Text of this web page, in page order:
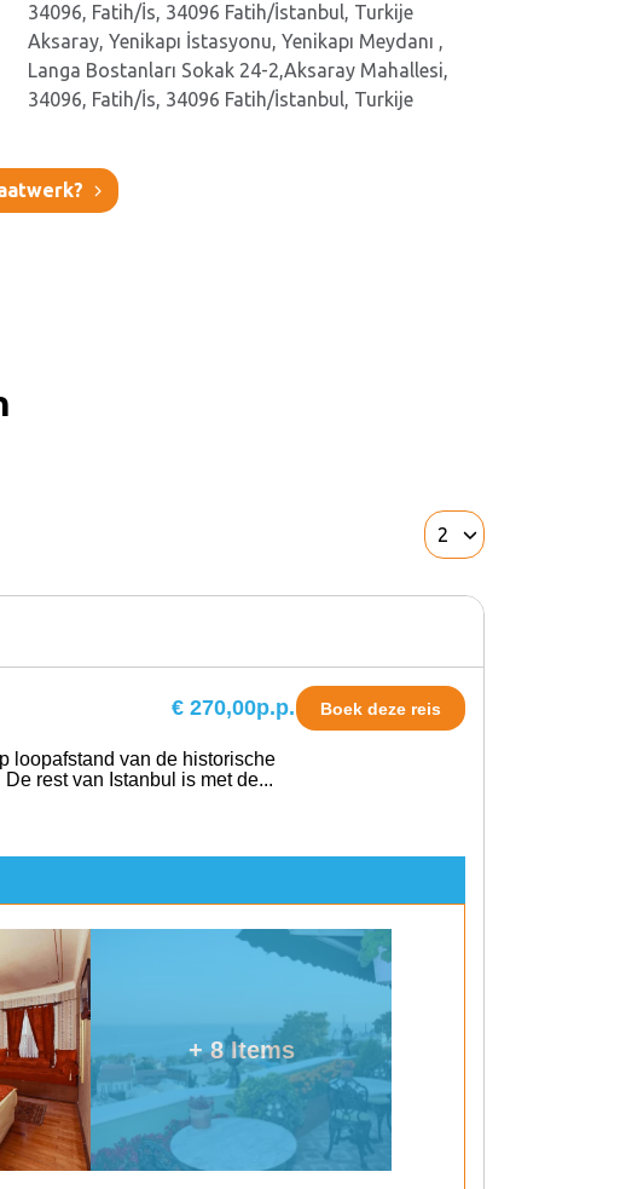
34096, Fatih/İs, 34096 Fatih/İstanbul, Turkije
Aksaray, Yenikapı İstasyonu, Yenikapı Meydanı ,
Langa Bostanları Sokak 24-2,Aksaray Mahallesi,
34096, Fatih/İs, 34096 Fatih/İstanbul, Turkije
€ 270,00p.p. Boek deze reis
loopafstand van de historische
rest van Istanbul is met de...
+ 8 Items